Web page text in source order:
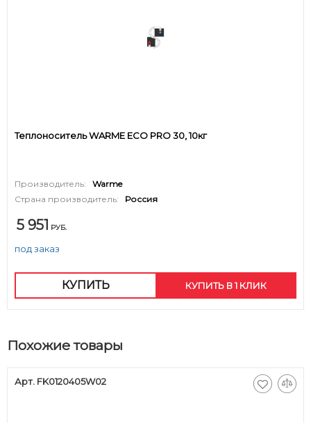
Теплоноситель WARME ECO PRO 30, 10кг
Производитель:
Warme
Страна производитель:
Россия
5 951 РУБ.
под заказ
КУПИТЬ КУПИТЬ В 1 КЛИК
Похожие товары
Арт. FK0120405W02